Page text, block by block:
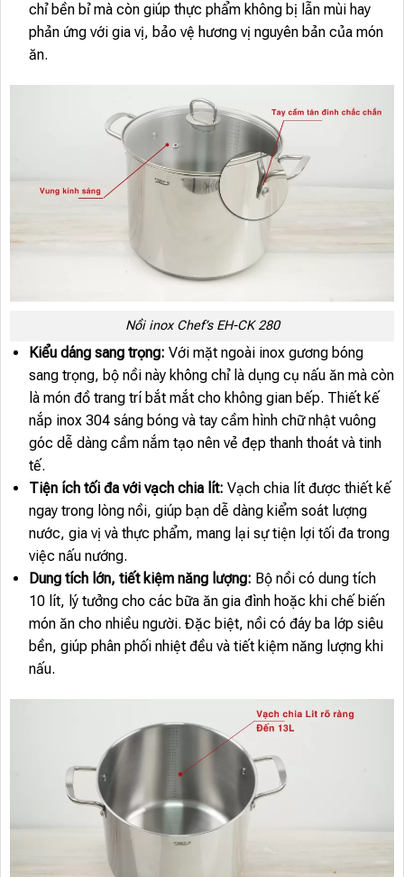
chỉ bền bỉ mà còn giúp thực phẩm không bị lẫn mùi hay
phản ứng với gia vị, bảo vệ hương vị nguyên bản của món
ăn.
Nồi inox Chef’s EH-CK 280
Kiểu dáng sang trọng: Với mặt ngoài inox gương bóng
sang trọng, bộ nồi này không chỉ là dụng cụ nấu ăn mà còn
là món đồ trang trí bắt mắt cho không gian bếp. Thiết kế
nắp inox 304 sáng bóng và tay cầm hình chữ nhật vuông
góc dễ dàng cầm nắm tạo nên vẻ đẹp thanh thoát và tinh
tế.
Tiện ích tối đa với vạch chia lít: Vạch chia lít được thiết kế
ngay trong lòng nồi, giúp bạn dễ dàng kiểm soát lượng
nước, gia vị và thực phẩm, mang lại sự tiện lợi tối đa trong
việc nấu nướng.
Dung tích lớn, tiết kiệm năng lượng: Bộ nồi có dung tích
10 lít, lý tưởng cho các bữa ăn gia đình hoặc khi chế biến
món ăn cho nhiều người. Đặc biệt, nồi có đáy ba lớp siêu
bền, giúp phân phối nhiệt đều và tiết kiệm năng lượng khi
nấu.